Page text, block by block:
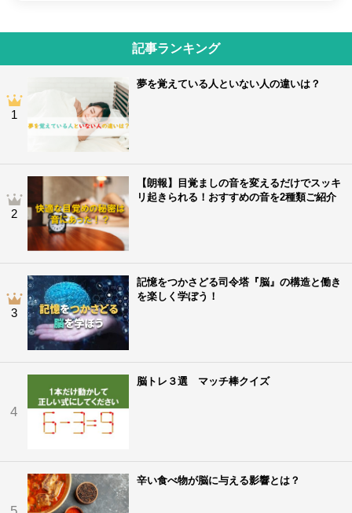
記事ランキング
1
夢を覚えている人といない人の違いは？
2
【朗報】目覚ましの音を変えるだけでスッキ
リ起きられる！おすすめの音を2種類ご紹介
3
記憶をつかさどる司令塔『脳』の構造と働き
を楽しく学ぼう！
4
脳トレ３選 マッチ棒クイズ
辛い食べ物が脳に与える影響とは？